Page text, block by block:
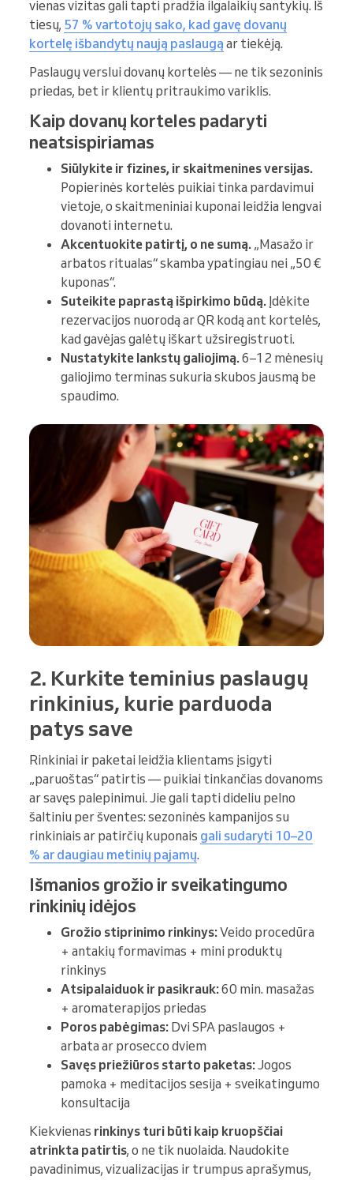
vienas vizitas gali tapti pradžia ilgalaikių santykių. Iš
tiesų, 57 % vartotojų sako, kad gavę dovanų
kortelę išbandytų naują paslaugą ar tiekėją.
Paslaugų verslui dovanų kortelės — ne tik sezoninis
priedas, bet ir klientų pritraukimo variklis.
Kaip dovanų korteles padaryti
neatsispiriamas
Siūlykite ir fizines, ir skaitmenines versijas.
Popierinės kortelės puikiai tinka pardavimui
vietoje, o skaitmeniniai kuponai leidžia lengvai
dovanoti internetu.
Akcentuokite patirtį, o ne sumą. „Masažo ir
arbatos ritualas“ skamba ypatingiau nei „50 €
kuponas“.
Suteikite paprastą išpirkimo būdą. Įdėkite
rezervacijos nuorodą ar QR kodą ant kortelės,
kad gavėjas galėtų iškart užsiregistruoti.
Nustatykite lankstų galiojimą.6–12 mėnesių
galiojimo terminas sukuria skubos jausmą be
spaudimo.
2. Kurkite teminius paslaugų
rinkinius, kurie parduoda
patys save
Rinkiniai ir paketai leidžia klientams įsigyti
„paruoštas“ patirtis — puikiai tinkančias dovanoms
ar savęs palepinimui. Jie gali tapti dideliu pelno
šaltiniu per šventes: sezoninės kampanijos su
rinkiniais ar patirčių kuponais gali sudaryti 10–20
% ar daugiau metinių pajamų.
Išmanios grožio ir sveikatingumo
rinkinių idėjos
Grožio stiprinimo rinkinys:Veido procedūra
+ antakių formavimas + mini produktų
rinkinys
Atsipalaiduok ir pasikrauk:60 min. masažas
+ aromaterapijos priedas
Poros pabėgimas: Dvi SPA paslaugos +
arbata ar prosecco dviem
Savęs priežiūros starto paketas:Jogos
pamoka + meditacijos sesija + sveikatingumo
konsultacija
Kiekvienas rinkinys turi būti kaip kruopščiai
atrinkta patirtis, o ne tik nuolaida. Naudokite
pavadinimus, vizualizacijas ir trumpus aprašymus,